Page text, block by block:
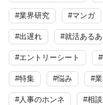
#業界研究 #マンガ
#出遅れ #就活ある
#エントリーシート
#特集 #悩み #
#人事のホンネ #相談